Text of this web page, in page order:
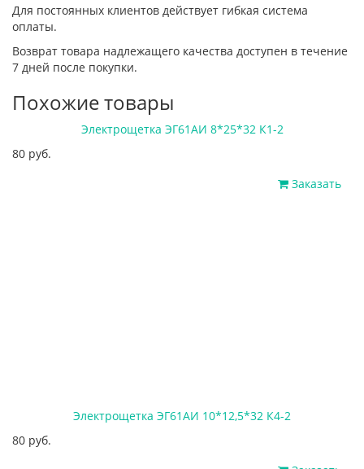
Для постоянных клиентов действует гибкая система
оплаты.
Возврат товара надлежащего качества доступен в течение
7 дней после покупки.
Похожие товары
Электрощетка ЭГ61АИ 8*25*32 К1-2
80 руб.
Заказать
Электрощетка ЭГ61АИ 10*12,5*32 К4-2
80 руб.